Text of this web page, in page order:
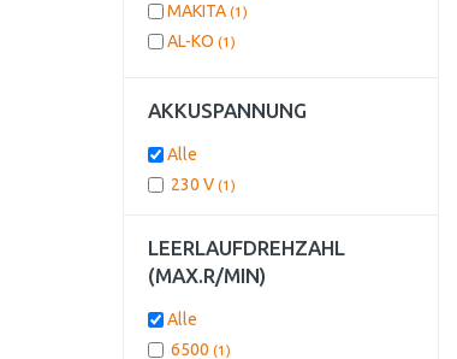
MAKITA (1)
AL-KO (1)
AKKUSPANNUNG
Alle
230 V (1)
LEERLAUFDREHZAHL
(MAX.R/MIN)
Alle
6500 (1)